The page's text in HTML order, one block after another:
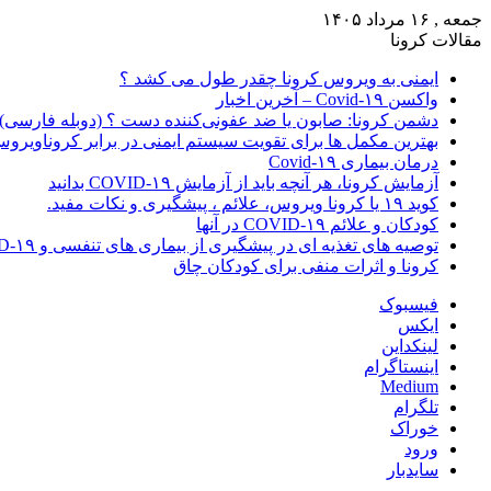
جمعه , ۱۶ مرداد ۱۴۰۵
مقالات کرونا
ایمنی به ویروس کرونا چقدر طول می کشد ؟
واکسن Covid-۱۹ – آخرین اخبار
دشمن کرونا: صابون یا ضد عفونی‌کننده دست ؟ (دوبله فارسی)
بهترین مکمل ها برای تقویت سیستم ایمنی در برابر
درمان بیماری Covid-۱۹
آزمایش کرونا، هر آنچه باید از آزمایش COVID-۱۹ بدانید
کوید ۱۹ یا کرونا ویروس، علائم ، پیشگیری و نکات مفید.
کودکان و علائم COVID-۱۹ در آنها
توصیه های تغذیه ای در پیشگیری از بیماری های تنفسی و COVID-۱۹
کرونا و اثرات منفی برای کودکان چاق
فیسبوک
ایکس
لینکداین
اینستاگرام
Medium
تلگرام
خوراک
ورود
سایدبار